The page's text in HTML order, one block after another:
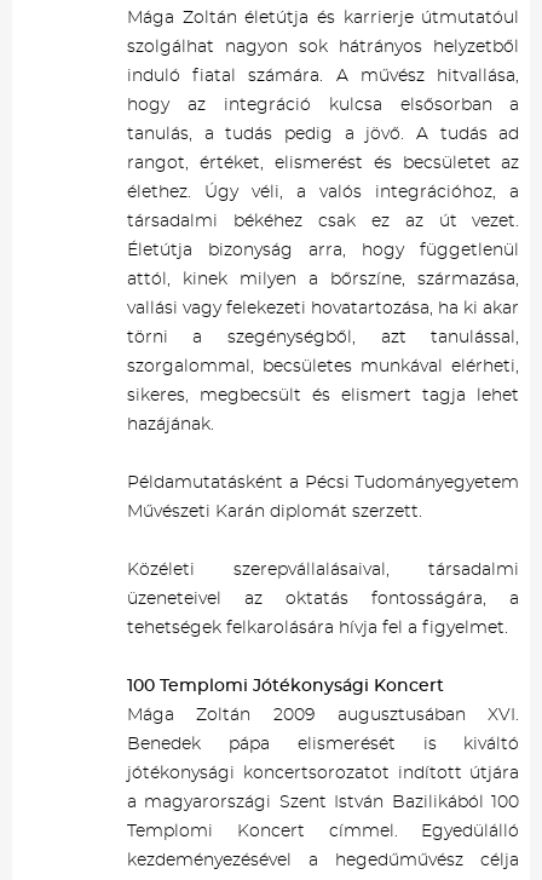
Mága Zoltán életútja és karrierje útmutatóul
szolgálhat nagyon sok hátrányos helyzetből
induló fiatal számára. A művész hitvallása,
hogy az integráció kulcsa elsősorban a
tanulás, a tudás pedig a jövő. A tudás ad
rangot, értéket, elismerést és becsületet az
élethez. Úgy véli, a valós integrációhoz, a
társadalmi békéhez csak ez az út vezet.
Életútja bizonyság arra, hogy függetlenül
attól, kinek milyen a bőrszíne, származása,
vallási vagy felekezeti hovatartozása, ha ki akar
törni a szegénységből, azt tanulással,
szorgalommal, becsületes munkával elérheti,
sikeres, megbecsült és elismert tagja lehet
hazájának.
Példamutatásként a Pécsi Tudományegyetem
Művészeti Karán diplomát szerzett.
Közéleti szerepvállalásaival, társadalmi
üzeneteivel az oktatás fontosságára, a
tehetségek felkarolására hívja fel a figyelmet.
100 Templomi Jótékonysági Koncert
Mága Zoltán 2009 augusztusában XVI.
Benedek pápa elismerését is kiváltó
jótékonysági koncertsorozatot indított útjára
a magyarországi Szent István Bazilikából 100
Templomi Koncert címmel. Egyedülálló
kezdeményezésével a hegedűművész célja